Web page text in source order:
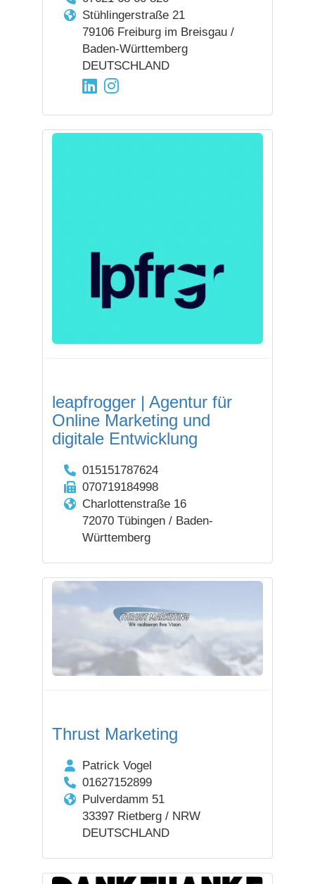
Stühlingerstraße 21
79106 Freiburg im Breisgau /
Baden-Württemberg
DEUTSCHLAND
leapfrogger | Agentur für
Online Marketing und
digitale Entwicklung
015151787624
070719184998
Charlottenstraße 16
72070 Tübingen / Baden-
Württemberg
Thrust Marketing
Patrick Vogel
01627152899
Pulverdamm 51
33397 Rietberg / NRW
DEUTSCHLAND